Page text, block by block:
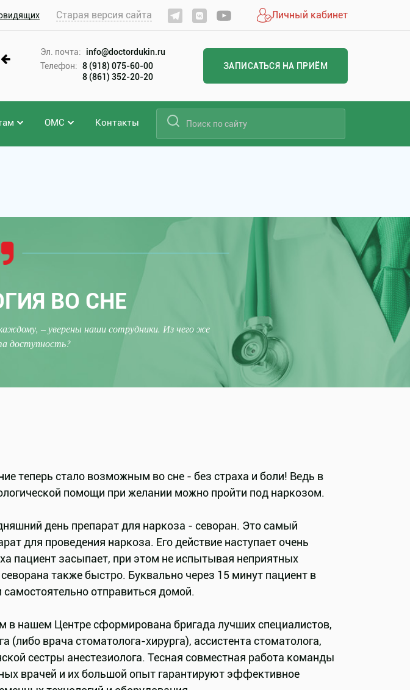
Старая версия сайта Личный кабинет
Эл. почта:
info@doctordukin.ru
Телефон: 8 (918) 075-60-00
8 (861) 352-20-20
ЗАПИСАТЬСЯ НА ПРИЁМ
ОМС Контакты
ВО СНЕ
– уверены наши сотрудники. Из чего же
доступность?
теперь стало возможным во сне - без страха и боли! Ведь в
помощи при желании можно пройти под наркозом.
день препарат для наркоза - севоран. Это самый
для проведения наркоза. Его действие наступает очень
пациент засыпает, при этом не испытывая неприятных
также быстро. Буквально через 15 минут пациент в
отправиться домой.
в нашем Центре сформирована бригада лучших специалистов,
(либо врача стоматолога-хирурга), ассистента стоматолога,
сестры анестезиолога. Тесная совместная работа команды
врачей и их большой опыт гарантируют эффективное